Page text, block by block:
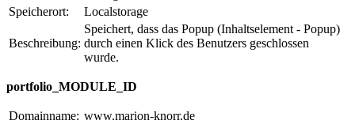
Speicherort:
Localstorage
Beschreibung:
Speichert, dass das Popup (Inhaltselement - Popup)
durch einen Klick des Benutzers geschlossen
wurde.
portfolio_MODULE_ID
Domainname: www.marion-knorr.de